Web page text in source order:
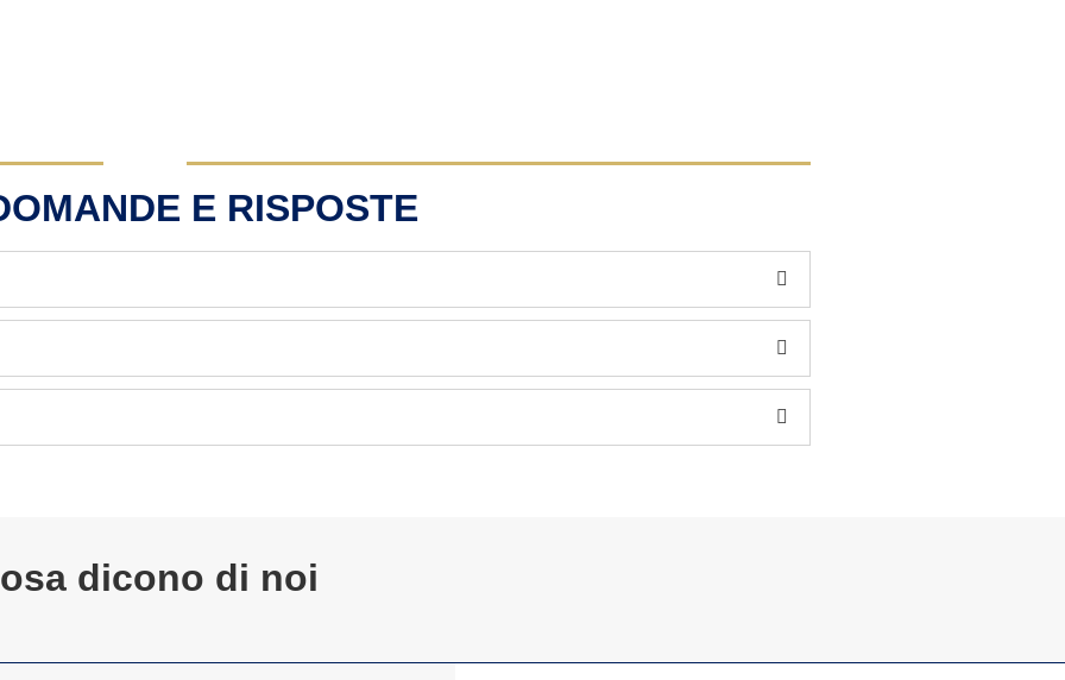
E RISPOSTE
dicono di noi